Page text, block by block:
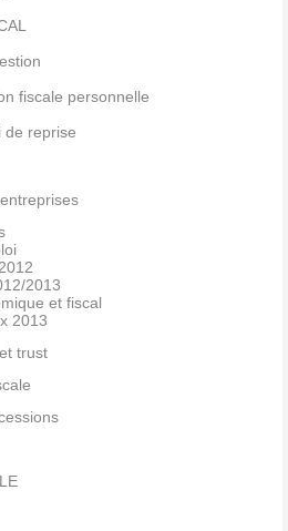
fiscale personnelle
de reprise
2013
et fiscal
2013
trust